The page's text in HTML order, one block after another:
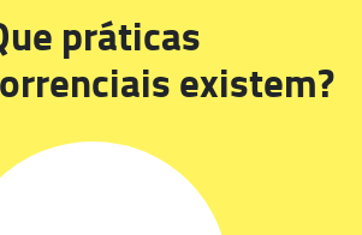
práticas
existem?